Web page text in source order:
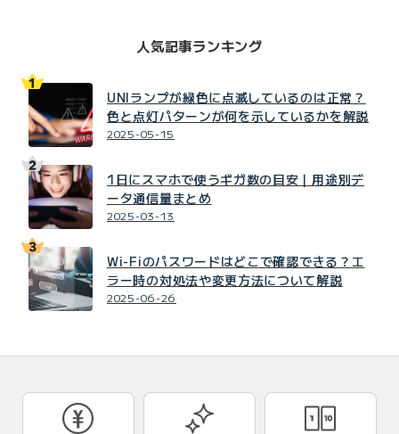
人気記事ランキング
UNIランプが緑色に点滅しているのは正常？
色と点灯パターンが何を示しているかを解説
2025-05-15
1日にスマホで使うギガ数の目安｜用途別デ
ータ通信量まとめ
2025-03-13
Wi-Fiのパスワードはどこで確認できる？エ
ラー時の対処法や変更方法について解説
2025-06-26